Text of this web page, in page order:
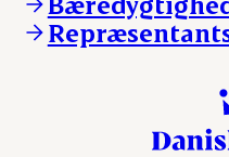
Login